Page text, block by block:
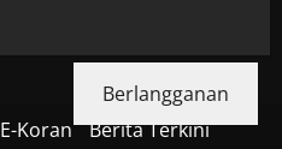
E-Koran
Berita Terkini
Berlangganan